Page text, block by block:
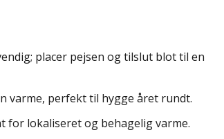
placer pejsen og tilslut blot til en
varme, perfekt til hygge året rundt.
for lokaliseret og behagelig varme.